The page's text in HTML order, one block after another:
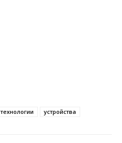
технологии устройства